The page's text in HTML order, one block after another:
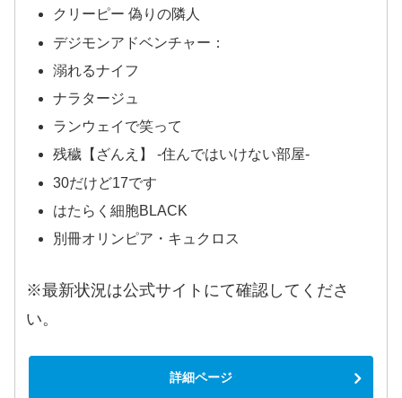
クリーピー 偽りの隣人
デジモンアドベンチャー：
溺れるナイフ
ナラタージュ
ランウェイで笑って
残穢【ざんえ】 -住んではいけない部屋-
30だけど17です
はたらく細胞BLACK
別冊オリンピア・キュクロス
※最新状況は公式サイトにて確認してくださ
い。
詳細ページ